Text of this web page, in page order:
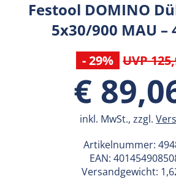
Festool DOMINO
5x30/900 MAU –
- 29% UVP
€
inkl. MwSt., zzgl.
Artikelnummer:
EAN:
Versandgewicht: